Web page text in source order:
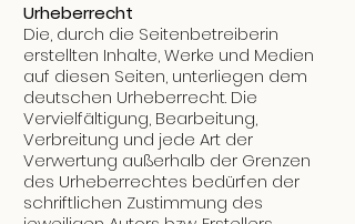
Urheberrecht
Die, durch die Seitenbetreiberin
erstellten Inhalte, Werke und Medien
auf diesen Seiten, unterliegen dem
deutschen Urheberrecht. Die
Vervielfältigung, Bearbeitung,
Verbreitung und jede Art der
Verwertung außerhalb der Grenzen
des Urheberrechtes bedürfen der
schriftlichen Zustimmung des